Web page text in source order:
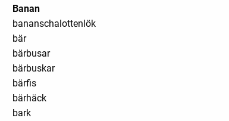
Banan
bananschalottenlök
bär
bärbusar
bärbuskar
bärfis
bärhäck
bark